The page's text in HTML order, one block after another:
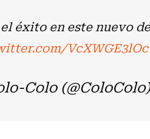
éxito en este nuevo
VcXWGE3lOc
Colo